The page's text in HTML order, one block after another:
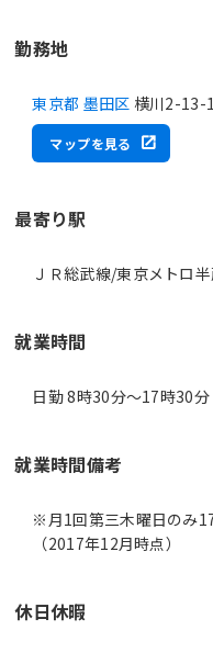
勤務地
東京都 墨田区 横川2-13-
マップを見る
最寄り駅
ＪＲ総武線/東京メトロ
就業時間
日勤 8時30分〜17時30分
就業時間備考
※月1回第三木曜日のみ
（2017年12月時点）
休日休暇